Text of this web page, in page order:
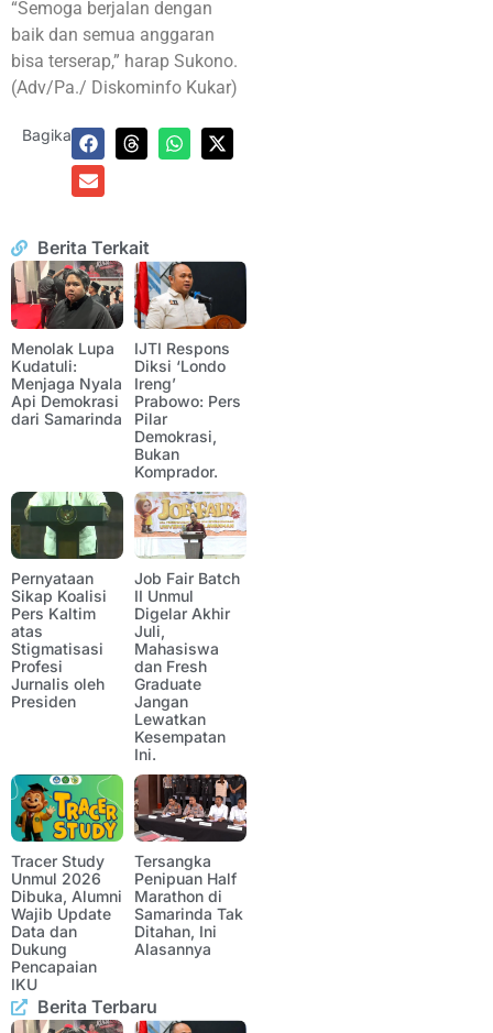
“Semoga berjalan dengan
baik dan semua anggaran
bisa terserap,” harap Sukono.
(Adv/Pa./ Diskominfo Kukar)
Bagikan:
Berita Terkait
Menolak Lupa
Kudatuli:
Menjaga Nyala
Api Demokrasi
dari Samarinda
IJTI Respons
Diksi ‘Londo
Ireng’
Prabowo: Pers
Pilar
Demokrasi,
Bukan
Komprador.
Pernyataan
Sikap Koalisi
Pers Kaltim
atas
Stigmatisasi
Profesi
Jurnalis oleh
Presiden
Job Fair Batch
II Unmul
Digelar Akhir
Juli,
Mahasiswa
dan Fresh
Graduate
Jangan
Lewatkan
Kesempatan
Ini.
Tracer Study
Unmul 2026
Dibuka, Alumni
Wajib Update
Data dan
Dukung
Pencapaian
IKU
Tersangka
Penipuan Half
Marathon di
Samarinda Tak
Ditahan, Ini
Alasannya
Berita Terbaru